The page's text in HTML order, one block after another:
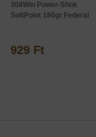
308Win Power-Shok
SoftPoint 180gr Federal
929 Ft